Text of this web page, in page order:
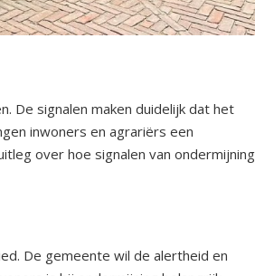
De signalen maken duidelijk dat het
inwoners en agrariërs een
over hoe signalen van ondermijning
De gemeente wil de alertheid en